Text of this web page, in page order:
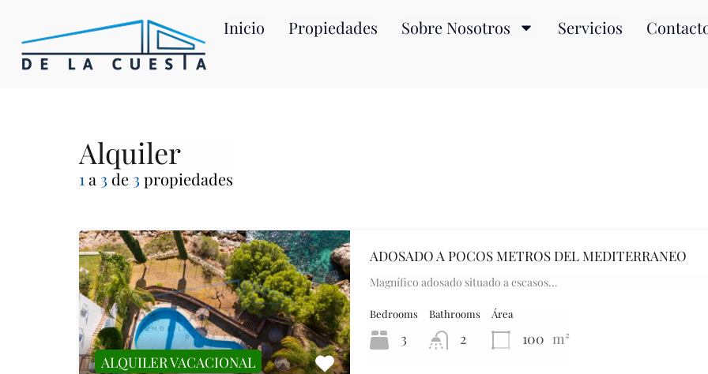
Inicio Propiedades Sobre Nosotros Servicios
Alquiler
1 a 3 de 3 propiedades
ALQUILER VACACIONAL
ADOSADO A POCOS METROS DEL MEDITERRANEO
Magnífico adosado situado a escasos…
Bedrooms
3
Bathrooms
2
Área
100 m²